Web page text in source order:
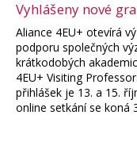
Vyhlášeny nové
Aliance 4EU+ otevírá
podporu společných
krátkodobých
4EU+ Visiting
přihlášek je 13. a 15.
online setkání se koná